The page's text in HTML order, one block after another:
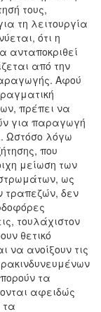
τους,
τη λειτουργία
ότι η
ανταποκριθεί
από την
Αφού
πρέπει να
για παραγωγή
Ωστόσο λόγω
που
μείωση των
ως
τραπεζών, δεν
τουλάχιστον
θετικό
να ανοίξουν τις
τα
αφειδώς
τα